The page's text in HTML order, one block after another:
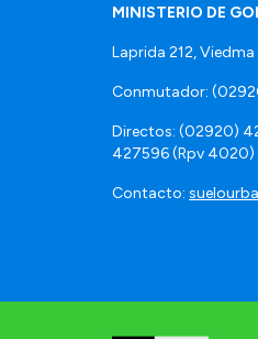
MINISTERIO DE
Laprida 212,
Conmutador:
Directos: (02920)
427596 (Rpv 4020)
Contacto: